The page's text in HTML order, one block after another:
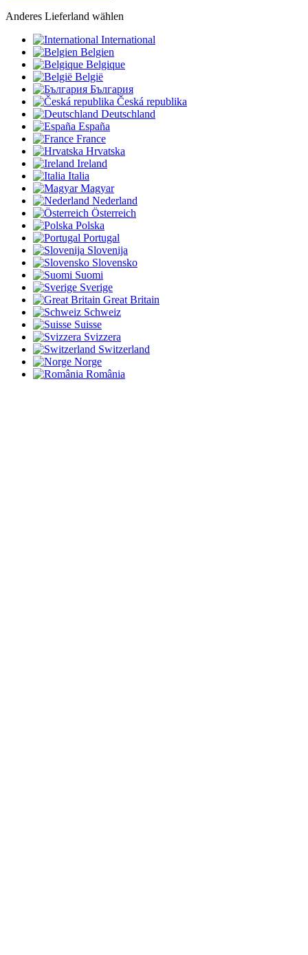
Anderes Lieferland wählen
International
Belgien
Belgique
België
България
Česká republika
Deutschland
España
France
Hrvatska
Ireland
Italia
Magyar
Nederland
Österreich
Polska
Portugal
Slovenija
Slovensko
Suomi
Sverige
Great Britain
Schweiz
Suisse
Svizzera
Switzerland
Norge
România